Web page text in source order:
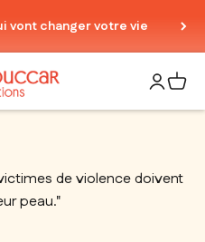
vont changer votre vie
Editions Ouvrir
Voir
de violence doivent
peau."